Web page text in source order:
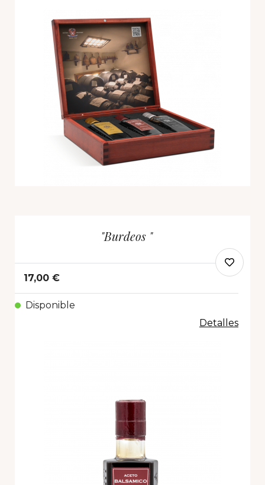
"Burdeos "
17,00 €
Disponible
Detalles